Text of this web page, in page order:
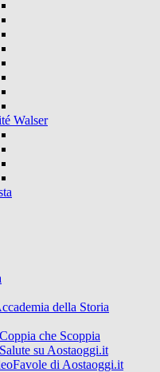
Walser
della Storia
che Scoppia
su Aostaoggi.it
di Aostaoggi.it